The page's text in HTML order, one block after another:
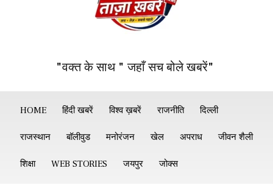
"वक्त के साथ " जहाँ सच बोले खबरें"
HOME हिंदी खबरें विश्व ख़बरें राजनीति दिल्ली
राजस्थान बॉलीवुड मनोरंजन खेल अपराध जीवन शैली
शिक्षा WEB STORIES जयपुर जोक्स